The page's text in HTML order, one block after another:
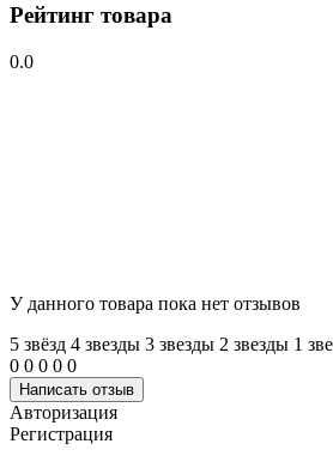
Рейтинг товара
0.0
У данного товара пока нет отзывов
5 звёзд 4 звeзды 3 звeзды 2 звeзды 1
0 0 0 0 0
Написать отзыв
Авторизация
Регистрация